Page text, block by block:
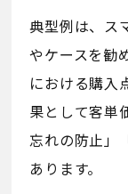
典型例は、ス
やケースを勧
における購入
果として客単
忘れの防止」
あります。